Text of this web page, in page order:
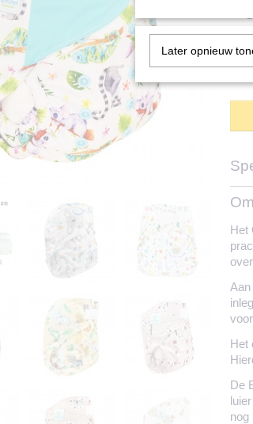
Print
Het
Aan
Het
De
nog
Later opnieuw